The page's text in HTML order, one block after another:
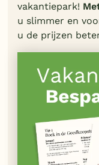
vakantiepark!
u slimmer en
u de prijzen